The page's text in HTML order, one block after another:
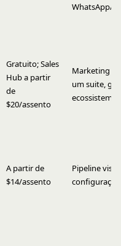
WhatsApp/
Gratuito; Sales
Hub a partir
de
$20/assento
Marketing +
um suite,
ecossistema
A partir de
$14/assento
Pipeline